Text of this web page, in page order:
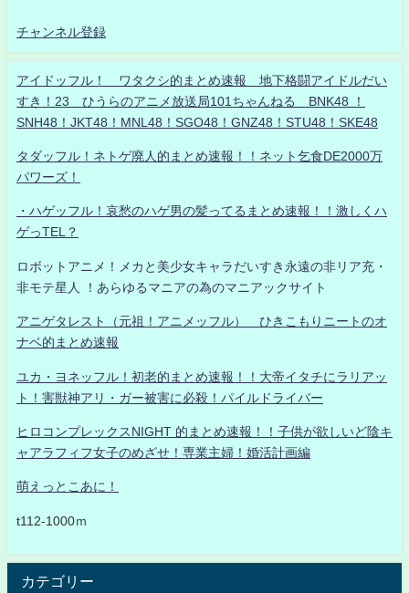
チャンネル登録
アイドッフル！ ワタクシ的まとめ速報 地下格闘アイドルだい
すき！23 ひうらのアニメ放送局101ちゃんねる BNK48 ！
SNH48！JKT48！MNL48！SGO48！GNZ48！STU48！SKE48
タダッフル！ネトゲ廃人的まとめ速報！！ネット乞食DE2000万
パワーズ！
・ハゲッフル！哀愁のハゲ男の髪ってるまとめ速報！！激しくハ
ゲっTEL？
ロボットアニメ！メカと美少女キャラだいすき永遠の非リア充・
非モテ星人 ！あらゆるマニアの為のマニアックサイト
アニゲタレスト（元祖！アニメッフル） ひきこもりニートのオ
ナベ的まとめ速報
ユカ・ヨネッフル！初老的まとめ速報！！大帝イタチにラリアッ
ト！害獣神アリ・ガー被害に必殺！パイルドライバー
ヒロコンプレックスNIGHT 的まとめ速報！！子供が欲しいど陰キ
ャアラフィフ女子のめざせ！専業主婦！婚活計画編
萌えっとこあに！
t112-1000ｍ
カテゴリー